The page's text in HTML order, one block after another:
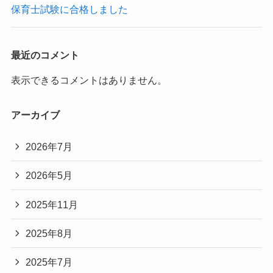
保育士試験に合格しました
最近のコメント
表示できるコメントはありません。
アーカイブ
2026年7月
2026年5月
2025年11月
2025年8月
2025年7月